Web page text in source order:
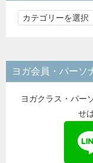
カ
リ
ー
ヨガ会員・パーソ
ヨガクラス・パー
せ